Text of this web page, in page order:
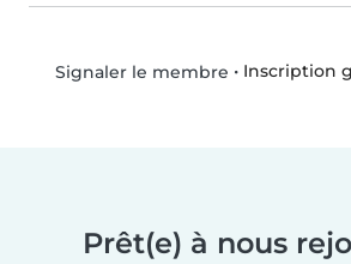
Signaler le membre • Inscription
Prêt(e) à nous